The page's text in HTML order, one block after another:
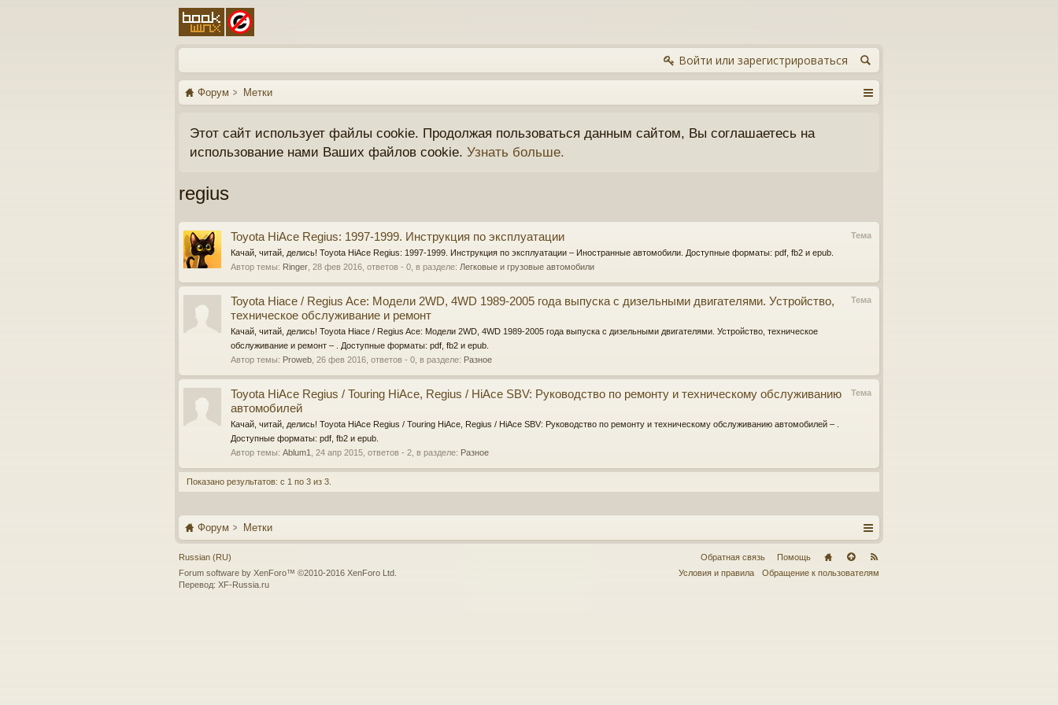
Войти или зарегистрироваться
Форум Метки
Этот сайт использует файлы cookie. Продолжая пользоваться данным сайтом, Вы соглашаетесь на
использование нами Ваших файлов cookie. Узнать больше.
regius
Тема
Toyota HiAce Regius: 1997-1999. Инструкция по эксплуатации
Качай, читай, делись! Toyota HiAce Regius: 1997-1999. Инструкция по эксплуатации – Иностранные автомобили. Доступные форматы: pdf, fb2 и epub.
Автор темы: Ringer 28 фев 2016 , ответов - 0, в разделе: Легковые и грузовые автомобили
Тема
Toyota Hiace / Regius Ace: Модели 2WD, 4WD 1989-2005 года выпуска с дизельными двигателями. Устройство,
техническое обслуживание и ремонт
Качай, читай, делись! Toyota Hiace / Regius Ace: Модели 2WD, 4WD 1989-2005 года выпуска с дизельными двигателями. Устройство, техническое
обслуживание и ремонт – . Доступные форматы: pdf, fb2 и epub.
Автор темы: Proweb 26 фев 2016 , ответов - 0, в разделе: Разное
Тема
Toyota HiAce Regius / Touring HiAce, Regius / HiAce SBV: Руководство по ремонту и техническому обслуживанию
автомобилей
Качай, читай, делись! Toyota HiAce Regius / Touring HiAce, Regius / HiAce SBV: Руководство по ремонту и техническому обслуживанию автомобилей – .
Доступные форматы: pdf, fb2 и epub.
Автор темы: Ablum1 24 апр 2015 , ответов - 2, в разделе: Разное
Показано результатов: с 1 по 3 из 3.
Форум Метки
Russian (RU) Обратная связь
Помощь
Условия и правила
Обращение к пользователям
Forum software by XenForo™ ©2010-2016 XenForo Ltd.
Перевод: XF-Russia.ru